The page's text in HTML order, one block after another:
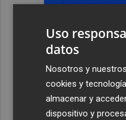
Uso
datos
Nosotros y
cookies y
almacenar y
dispositivo y